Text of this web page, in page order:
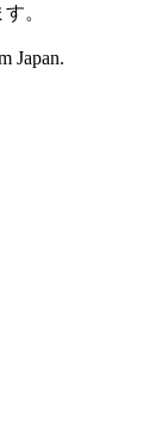
。
Japan.